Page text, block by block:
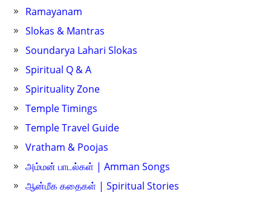
Ramayanam
Slokas & Mantras
Soundarya Lahari Slokas
Spiritual Q & A
Spirituality Zone
Temple Timings
Temple Travel Guide
Vratham & Poojas
அம்மன் பாடல்கள் | Amman Songs
ஆன்மீக கதைகள் | Spiritual Stories